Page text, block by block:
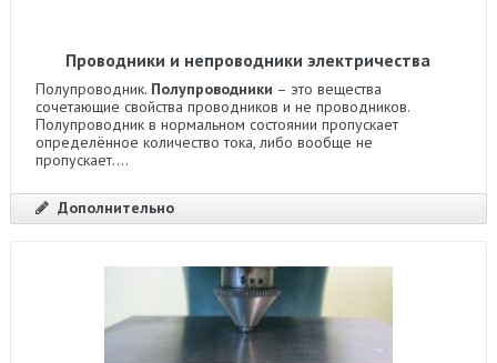
Проводники и непроводники электричества
Полупроводник. Полупроводники – это вещества
сочетающие свойства проводников и не проводников.
Полупроводник в нормальном состоянии пропускает
определённое количество тока, либо вообще не
пропускает....
Дополнительно